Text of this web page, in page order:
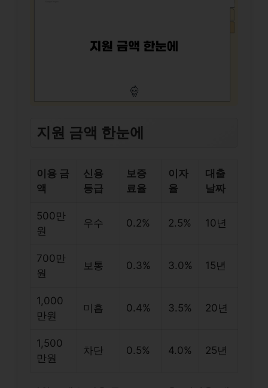
지원 금액 한눈에
이용 금
액
신용
등급
보증
료율
이자
율
대출
날짜
500만
원
우수 0.2% 2.5% 10년
700만
원
보통 0.3% 3.0% 15년
1,000
만원
미흡 0.4% 3.5% 20년
1,500
만원
차단 0.5% 4.0% 25년